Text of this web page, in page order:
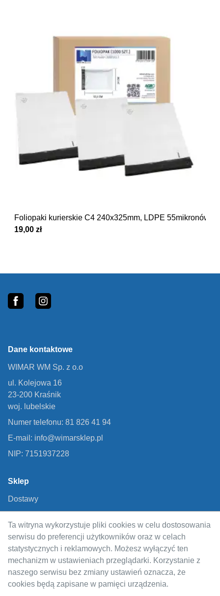
Foliopaki kurierskie C4 240x325mm, LDPE 55mikronów
19,00 zł
Ta witryna wykorzystuje pliki cookies w celu dostosowania
serwisu do preferencji użytkowników oraz w celach
statystycznych i reklamowych. Możesz wyłączyć ten
mechanizm w ustawieniach przeglądarki. Korzystanie z
naszego serwisu bez zmiany ustawień oznacza, że
cookies będą zapisane w pamięci urządzenia.
Dane kontaktowe
WIMAR WM Sp. z o.o
ul. Kolejowa 16
23-200 Kraśnik
woj. lubelskie
Numer telefonu: 81 826 41 94
E-mail: info@wimarsklep.pl
NIP: 7151937228
Sklep
Dostawy
Regulamin
Polityka prywatności
Odstąpienie od umowy
Informacje